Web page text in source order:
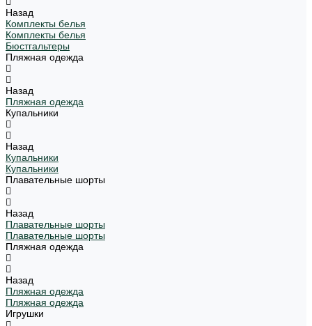
Назад
Комплекты белья
Комплекты белья
Бюстгальтеры
Пляжная одежда
Назад
Пляжная одежда
Купальники
Назад
Купальники
Купальники
Плавательные шорты
Назад
Плавательные шорты
Плавательные шорты
Пляжная одежда
Назад
Пляжная одежда
Пляжная одежда
Игрушки